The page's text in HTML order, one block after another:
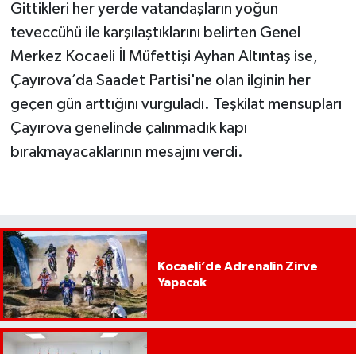
Gittikleri her yerde vatandaşların yoğun
teveccühü ile karşılaştıklarını belirten Genel
Merkez Kocaeli İl Müfettişi Ayhan Altıntaş ise,
Çayırova’da Saadet Partisi'ne olan ilginin her
geçen gün arttığını vurguladı. Teşkilat mensupları
Çayırova genelinde çalınmadık kapı
bırakmayacaklarının mesajını verdi.
Kocaeli’de Adrenalin Zirve
Yapacak